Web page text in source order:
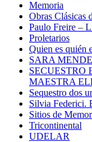
Memoria
Obras Clásicas
Paulo Freire –
Proletarios
Quien es quién
SARA
SECUESTRO
MAESTRA
Sequestro dos
Silvia Federici.
Sitios de
Tricontinental
UDELAR